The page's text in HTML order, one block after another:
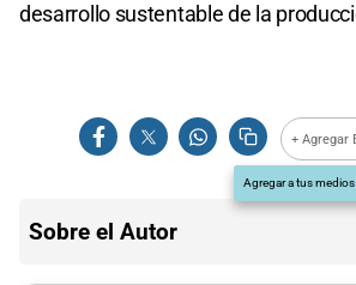
desarrollo sustentable de la
+ Agregar
Agregar a tus
Sobre el Autor